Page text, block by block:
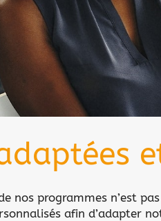
nos programmes n’est
afin d’adapter